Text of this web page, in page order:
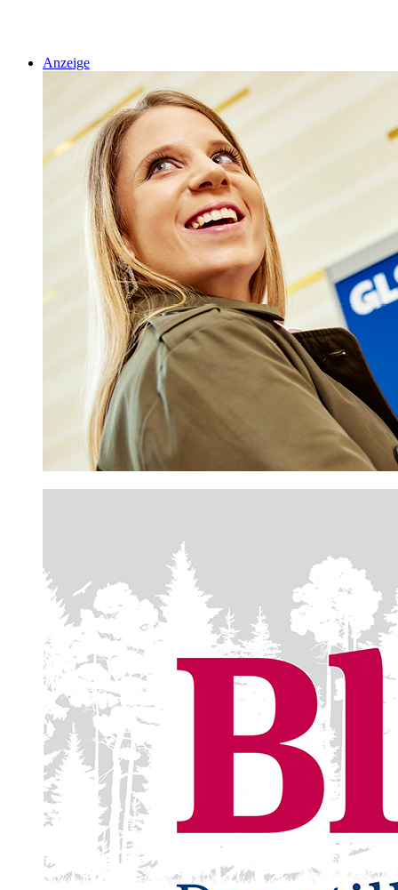
Anzeige